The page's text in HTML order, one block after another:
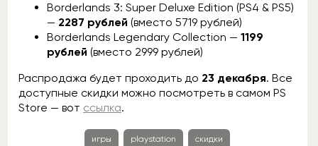
Borderlands 3: Super Deluxe Edition (PS4 & PS5)
— 2287 рублей (вместо 5719 рублей)
Borderlands Legendary Collection — 1199
рублей (вместо 2999 рублей)
Распродажа будет проходить до 23 декабря. Все
доступные скидки можно посмотреть в самом PS
Store — вот ссылка.
игры playstation скидки